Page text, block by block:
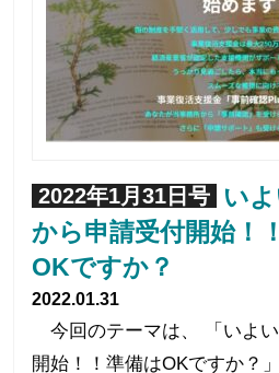
2022年1月31日号
い
から申請受付開始！
OKですか？
2022.01.31
今回のテーマは、 「いよ
開始！！準備はOKですか？